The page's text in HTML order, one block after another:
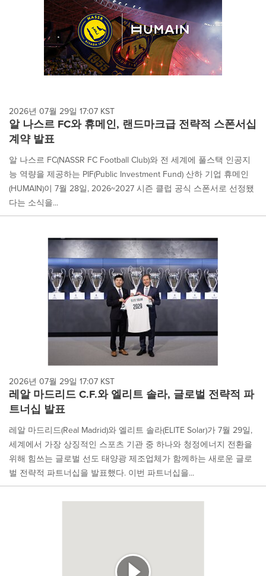
2026년 07월 29일 17:07 KST
알 나스르 FC와 휴메인, 랜드마크급 전략적 스폰서십
계약 발표
알 나스르 FC(NASSR FC Football Club)와 전 세계에 풀스택 인공지
능 역량을 제공하는 PIF(Public Investment Fund) 산하 기업 휴메인
(HUMAIN)이 7월 28일, 2026~2027 시즌 클럽 공식 스폰서로 선정됐
다는 소식을...
2026년 07월 29일 17:07 KST
레알 마드리드 C.F.와 엘리트 솔라, 글로벌 전략적 파
트너십 발표
레알 마드리드(Real Madrid)와 엘리트 솔라(ELITE Solar)가 7월 29일,
세계에서 가장 상징적인 스포츠 기관 중 하나와 청정에너지 전환을
위해 힘쓰는 글로벌 선도 태양광 제조업체가 함께하는 새로운 글로
벌 전략적 파트너십을 발표했다. 이번 파트너십을...